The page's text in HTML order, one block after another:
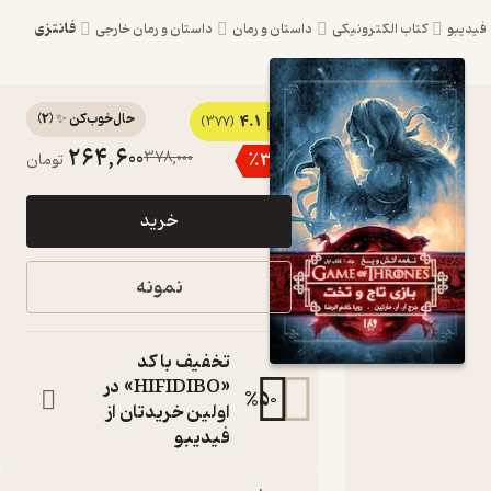
کتاب الکترونیکی داستان و رمان داستان و رمان خارجی فانتزی
کتاب
مجموعه
نغمه
آتش و یخ،
بازی تاج و
تخت
(بخش
اول) جلد 1
اثر جرج ر ر
4.1
(377) حال‌خوب‌کن ✨(
2
)
٪30
378,000
264,600تومان
خرید
نمونه
%
تخفیف با کد
«HIFIDIBO» در
اولین خریدتان از
فیدیبو